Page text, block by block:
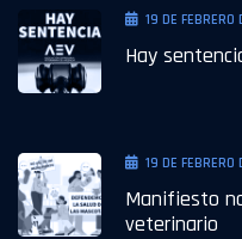
19 DE FEBRERO
Hay
19 DE FEBRERO
Manifiesto
veterinario